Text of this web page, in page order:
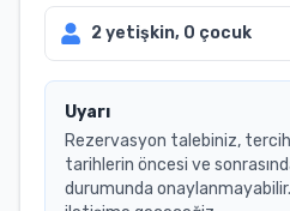
2yetişkin, 0 çocuk
Uyarı
Rezervasyon talebiniz,
tarihlerin öncesi ve
durumunda